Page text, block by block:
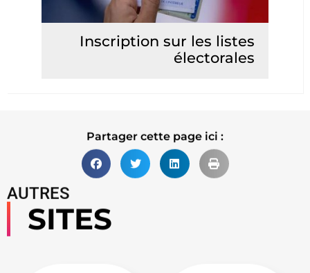
Inscription sur les listes
électorales
Partager cette page ici :
AUTRES
SITES